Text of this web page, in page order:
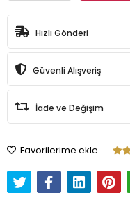
Hızlı Gönderi
Güvenli Alışveriş
İade ve Değişim
Favorilerime ekle